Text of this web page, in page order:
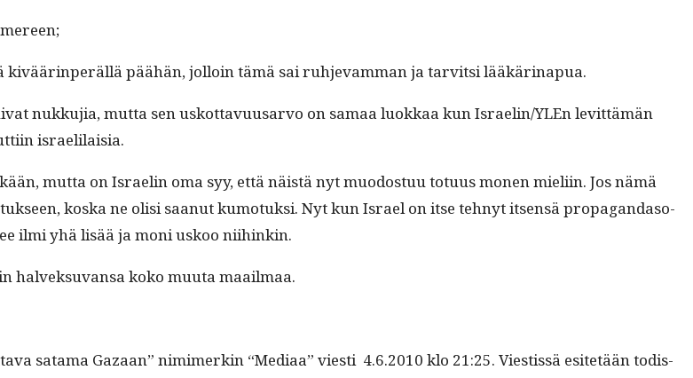
päähän, jol­loin tämä sai ruh­je­vam­man ja tarvit­si lääkärinapua.
nukku­jia, mut­ta sen uskot­tavu­usar­vo on samaa luokkaa kun Israelin/YLEn levit­tämän
israelilaisia.
mut­ta on Israelin oma syy, että näistä nyt muo­dos­tuu totu­us mon­en mieli­in. Jos nämä
kos­ka ne olisi saanut kumo­tuk­si. Nyt kun Israel on itse tehnyt itsen­sä pro­pa­gan­da­so­
ilmi yhä lisää ja moni uskoo niihinkin.
halvek­su­vansa koko muu­ta maailmaa.
sata­ma Gaza­an” nim­imerkin “Medi­aa” viesti 4.6.2010 klo 21:25. Viestis­sä esitetään todis­